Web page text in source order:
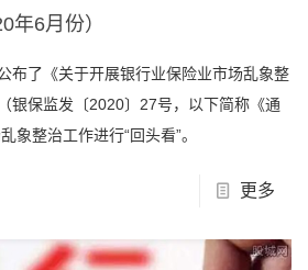
年6月份）
布了《关于开展银行业保险业市场乱象整
银保监发〔2020〕27号，以下简称《通
象整治工作进行“回头看”。
更多